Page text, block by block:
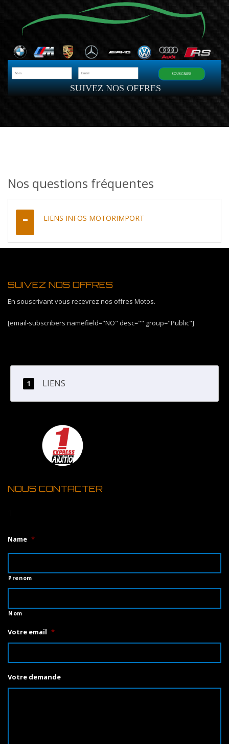
SUIVEZ NOS OFFRES
SOUSCRIRE
Nos questions fréquentes
LIENS INFOS MOTORIMPORT
SUIVEZ NOS OFFRES
En souscrivant vous recevrez nos offres Motos.
[email-subscribers namefield="NO" desc="" group="Public"]
LIENS
NOUS CONTACTER
Name *
Prenom
Nom
Votre email *
Votre demande